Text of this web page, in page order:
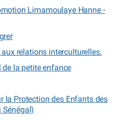
Limamoulaye Hanne -
aux relations interculturelles.
de la petite enfance
la Protection des Enfants des
Sénégal)